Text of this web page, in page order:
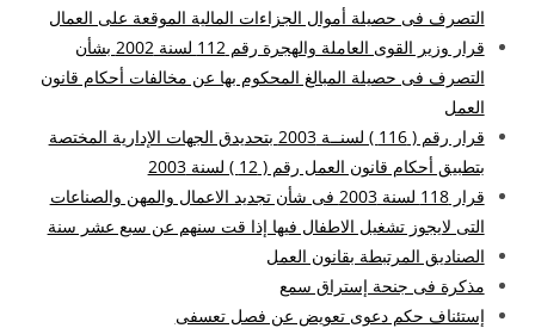
التصرف فى حصيلة أموال الجزاءات المالية الموقعة على العمال
قرار وزير القوى العاملة والهجرة رقم 112 لسنة 2002 بشأن
التصرف فى حصيلة المبالغ المحكوم بها عن مخالفات أحكام قانون
العمل
قرار رقم ( 116 ) لسنــة 2003 بتحديدق الجهات الإدارية المختصة
بتطبيق أحكام قانون العمل رقم ( 12 ) لسنة 2003
قرار 118 لسنة 2003 فى شأن تجديد الاعمال والمهن والصناعات
التى لايجوز تشغيل الاطفال فيها إذا قت سنهم عن سبع عشر سنة
الصناديق المرتبطة بقانون العمل
مذكرة فى جنحة إستراق سمع
إستئناف حكم دعوى تعويض عن فصل تعسفى